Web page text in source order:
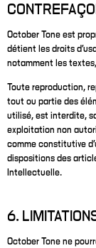
October Tone est
détient les droits
notamment les
Toute reproduction,
tout ou partie des
utilisé, est interdite,
exploitation non
comme constitutive
dispositions des
Intellectuelle.
6.
October Tone ne